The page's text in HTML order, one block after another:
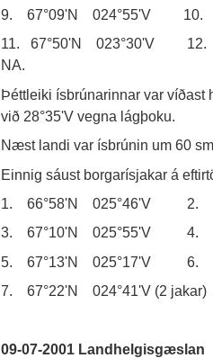
9. 67°09'N 024°55'V 10.
11. 67°50'N 023°30'V 12.
NA.
Þéttleiki ísbrúnarinnar var víðast
við 28°35'V vegna lágþoku.
Næst landi var ísbrúnin um 60
Einnig sáust borgarísjakar á
1. 66°58'N 025°46'V 2.
3. 67°10'N 025°55'V 4.
5. 67°13'N 025°17'V 6.
7. 67°22'N 024°41'V (2 jakar)
09-07-2001 Landhelgisgæslan